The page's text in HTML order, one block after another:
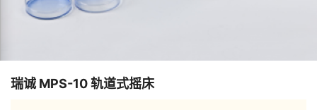
瑞诚 MPS-10 轨道式摇床